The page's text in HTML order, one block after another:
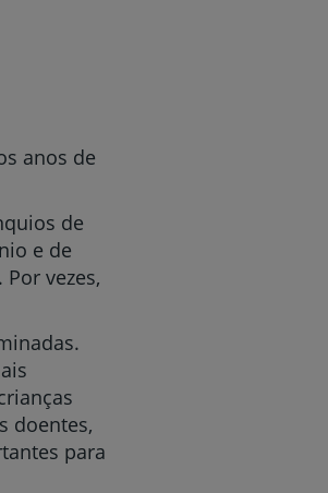
anos de
de
e de
vezes,
doentes,
para